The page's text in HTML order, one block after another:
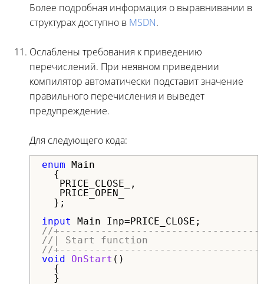
Более подробная информация о выравнивании в
структурах доступно в MSDN.
Ослаблены требования к приведению
перечислений. При неявном приведении
компилятор автоматически подставит значение
правильного перечисления и выведет
предупреждение.
Для следующего кода:
enum Main
{
PRICE_CLOSE_,
PRICE_OPEN_
};
input
//
//| Start function
//
void
OnStart ()
{
}